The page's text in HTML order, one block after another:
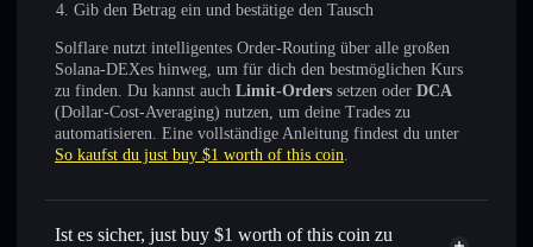
Gib den Betrag ein und bestätige den Tausch
Solflare nutzt intelligentes Order-Routing über alle großen
Solana-DEXes hinweg, um für dich den bestmöglichen Kurs
zu finden. Du kannst auch Limit-Orders setzen oder DCA
(Dollar-Cost-Averaging) nutzen, um deine Trades zu
automatisieren. Eine vollständige Anleitung findest du unter
So kaufst du just buy $1 worth of this coin.
Ist es sicher, just buy $1 worth of this coin zu